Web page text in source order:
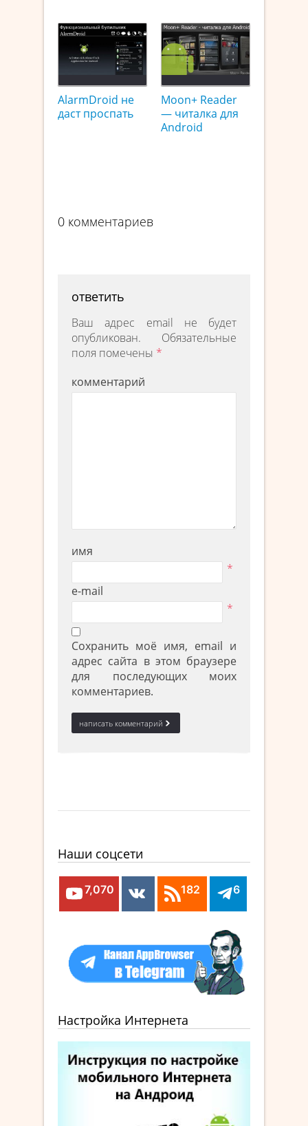
AlarmDroid не
даст проспать
Moon+ Reader
— читалка для
Android
0 комментариев
ответить
Ваш адрес email не будет
опубликован.
Обязательные
поля помечены *
комментарий
имя
*
e-mail
*
Сохранить моё имя, email и
адрес сайта в этом браузере
для последующих моих
комментариев.
Наши соцсети
7,070 182 6
Настройка Интернета